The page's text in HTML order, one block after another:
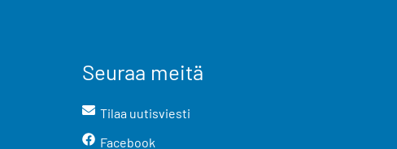
Seuraa meitä
Tilaa uutisviesti
Facebook